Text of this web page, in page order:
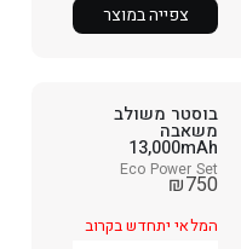
צפייה במוצר
בוסטר משולב
משאבה
13,000mAh
Eco Power Set
₪750
המלאי יתחדש בקרוב